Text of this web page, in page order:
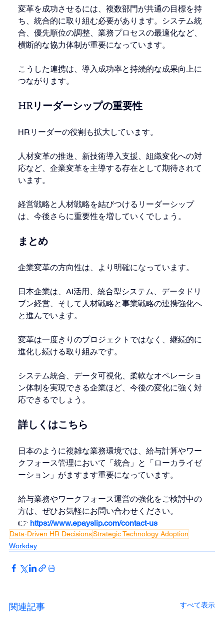
変革を成功させるには、複数部門が共通の目標を持
ち、統合的に取り組む必要があります。システム統
合、優先順位の調整、業務プロセスの最適化など、
横断的な協力体制が重要になっています。
こうした連携は、導入成功率と持続的な成果向上に
つながります。
HRリーダーシップの重要性
HRリーダーの役割も拡大しています。
人材変革の推進、新技術導入支援、組織変化への対
応など、企業変革を主導する存在として期待されて
います。
経営戦略と人材戦略を結びつけるリーダーシップ
は、今後さらに重要性を増していくでしょう。
まとめ
企業変革の方向性は、より明確になっています。
日本企業は、AI活用、統合型システム、データドリ
ブン経営、そして人材戦略と事業戦略の連携強化へ
と進んでいます。
変革は一度きりのプロジェクトではなく、継続的に
進化し続ける取り組みです。
システム統合、データ可視化、柔軟なオペレーショ
ン体制を実現できる企業ほど、今後の変化に強く対
応できるでしょう。
詳しくはこちら
日本のように複雑な業務環境では、給与計算やワー
クフォース管理において「統合」と「ローカライゼ
ーション」がますます重要になっています。
給与業務やワークフォース運営の強化をご検討中の
方は、ぜひお気軽にお問い合わせください。
👉 https://www.epayslip.com/contact-us
Data-Driven HR DecisionsStrategic Technology Adoption
Workday
関連記事 すべて表示